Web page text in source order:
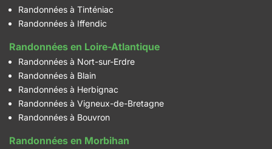
Randonnées à Tinténiac
Randonnées à Iffendic
Randonnées en Loire-Atlantique
Randonnées à Nort-sur-Erdre
Randonnées à Blain
Randonnées à Herbignac
Randonnées à Vigneux-de-Bretagne
Randonnées à Bouvron
Randonnées en Morbihan